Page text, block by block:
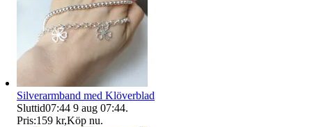
Silverarmband med Klöverblad
Sluttid07:44 9 aug 07:44.
Pris:159 kr,Köp nu.